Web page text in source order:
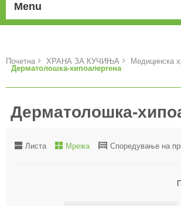
Menu
Почетна ХРАНА ЗА КУЧИЊА
Медицинска
Дерматолошка-хипоалергена
Дерматолошка-
Листа Мрежа Споредување на